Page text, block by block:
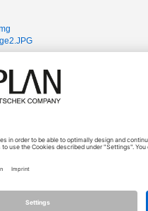
23.10.2023 - 08:44 *
Was soll das "and" dort?
Möglicherweise sollte man